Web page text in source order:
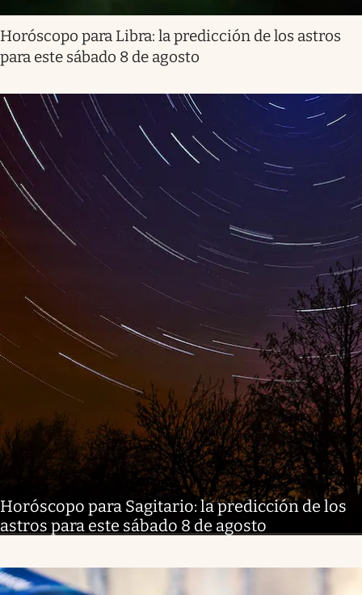
Horóscopo para Libra: la predicción de los astros
para este sábado 8 de agosto
Horóscopo para Sagitario: la predicción de los
astros para este sábado 8 de agosto